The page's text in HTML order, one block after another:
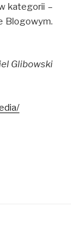
kategorii –
Blogowym.
Glibowski